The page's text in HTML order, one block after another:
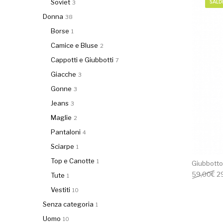
Soviet 3
Donna 38
Borse 1
Camice e Bluse 2
Cappotti e Giubbotti 7
Giacche 3
Gonne 3
Jeans 3
Maglie 2
Pantaloni 4
Sciarpe 1
Top e Canotte 1
Tute 1
Vestiti 10
Senza categoria 1
Uomo 10
SALDI
59,00€ Il